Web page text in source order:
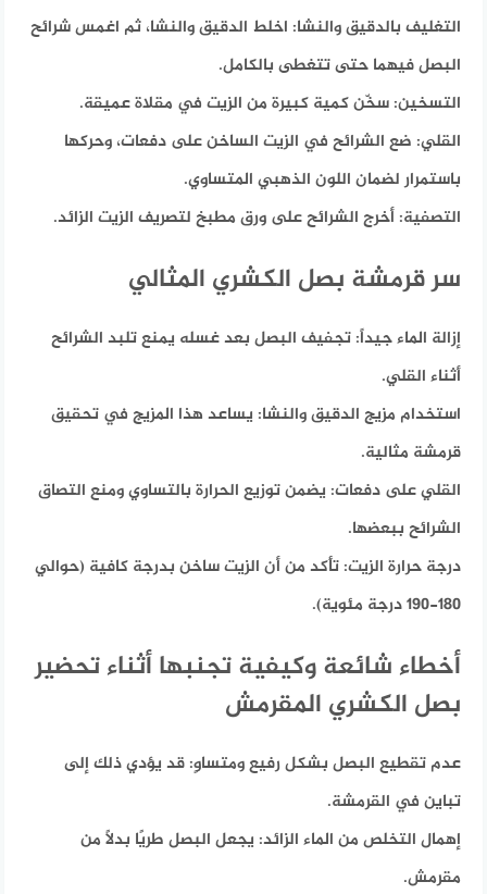
التغليف بالدقيق والنشا: اخلط الدقيق والنشا، ثم اغمس شرائح
البصل فيهما حتى تتغطى بالكامل.
التسخين: سخّن كمية كبيرة من الزيت في مقلاة عميقة.
القلي: ضع الشرائح في الزيت الساخن على دفعات، وحركها
باستمرار لضمان اللون الذهبي المتساوي.
التصفية: أخرج الشرائح على ورق مطبخ لتصريف الزيت الزائد.
سر قرمشة بصل الكشري المثالي
إزالة الماء جيداً: تجفيف البصل بعد غسله يمنع تلبد الشرائح
أثناء القلي.
استخدام مزيج الدقيق والنشا: يساعد هذا المزيج في تحقيق
قرمشة مثالية.
القلي على دفعات: يضمن توزيع الحرارة بالتساوي ومنع التصاق
الشرائح ببعضها.
درجة حرارة الزيت: تأكد من أن الزيت ساخن بدرجة كافية (حوالي
180-190 درجة مئوية).
أخطاء شائعة وكيفية تجنبها أثناء تحضير
بصل الكشري المقرمش
عدم تقطيع البصل بشكل رفيع ومتساوٍ: قد يؤدي ذلك إلى
تباين في القرمشة.
إهمال التخلص من الماء الزائد: يجعل البصل طريًا بدلاً من
مقرمش.